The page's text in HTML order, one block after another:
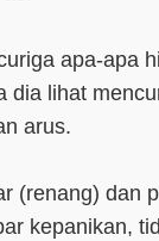
apa-apa
dia lihat
arus.
(renang) dan
kepanikan,